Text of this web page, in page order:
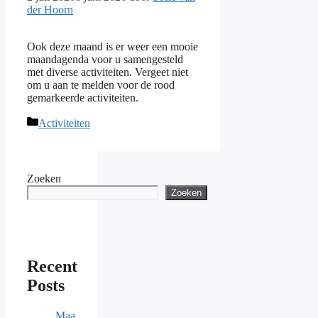
der Hoorn
Ook deze maand is er weer een mooie
maandagenda voor u samengesteld
met diverse activiteiten. Vergeet niet
om u aan te melden voor de rood
gemarkeerde activiteiten.
Categorieën
Activiteiten
Zoeken
Zoeken
Recent
Posts
Maa